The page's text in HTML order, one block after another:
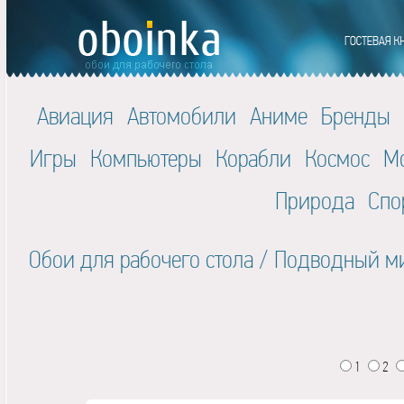
Авиация Автомобили Аниме Бренды
Игры Компьютеры Корабли Космос
Природа
Обои для рабочего стола / Подводный
1 2